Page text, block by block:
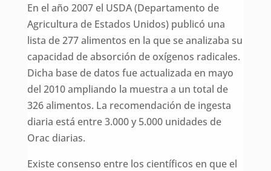
En el año 2007 el USDA (Departamento de
Agricultura de Estados Unidos) publicó una
lista de 277 alimentos en la que se analizaba su
capacidad de absorción de oxígenos radicales.
Dicha base de datos fue actualizada en mayo
del 2010 ampliando la muestra a un total de
326 alimentos. La recomendación de ingesta
diaria está entre 3.000 y 5.000 unidades de
Orac diarias.
Existe consenso entre los científicos en que el